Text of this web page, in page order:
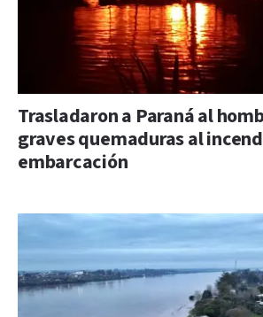
Trasladaron a Paraná al
graves quemaduras al
embarcación